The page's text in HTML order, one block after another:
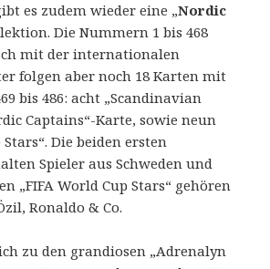
es zudem wieder eine „Nordic
Die Nummern 1 bis 468
mit der internationalen
folgen aber noch 18 Karten mit
bis 486: acht „Scandinavian
Captains“-Karte, sowie neun
Stars“. Die beiden ersten
Spieler aus Schweden und
„FIFA World Cup Stars“ gehören
Ronaldo & Co.
zu den grandiosen „Adrenalyn